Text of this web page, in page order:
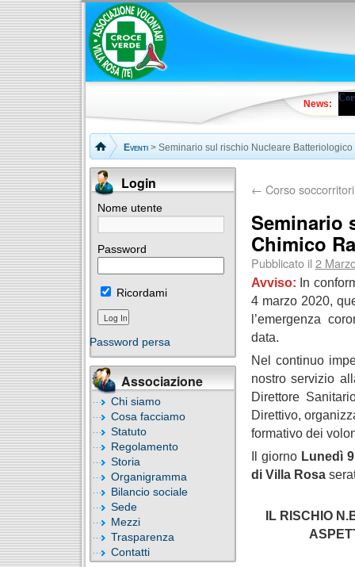
News:
Eventi> Seminario sul rischio Nucleare
Login
Nome utente
Password
Ricordami
Password persa
Associazione
Chi siamo
Cosa facciamo
Statuto
Regolamento
Storia
Organigramma
Bilancio sociale
Sede
Mezzi
Trasparenza
Contatti
← Corso
Seminario
Chimico
Pubblicato il 2
Avviso: In
4 marzo 2020,
l’emergenza
data.
Nel continuo
nostro servizio
Direttore
Direttivo,
formativo dei
Il giorno Lunedì
di Villa Rosa
IL RISCHIO